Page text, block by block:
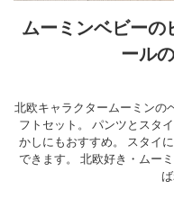
ムーミンベビーの
ール
北欧キャラクタームーミン
フトセット。 パンツとスタ
かしにもおすすめ。 スタイ
できます。 北欧好き・ムー